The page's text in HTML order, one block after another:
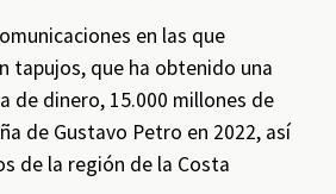
en las que
tapujos, que ha obtenido una
de dinero, 15.000 millones de
de Gustavo Petro en 2022, así
de la región de la Costa